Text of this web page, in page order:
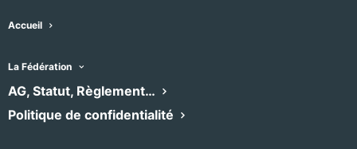
Accueil
La Fédération
AG, Statut, Règlement…
Politique de confidentialité
« Tous les Évènements